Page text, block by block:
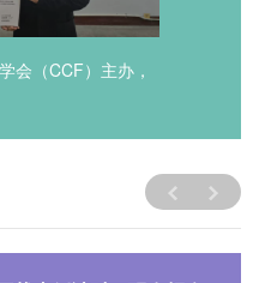
会（CCF）主办，